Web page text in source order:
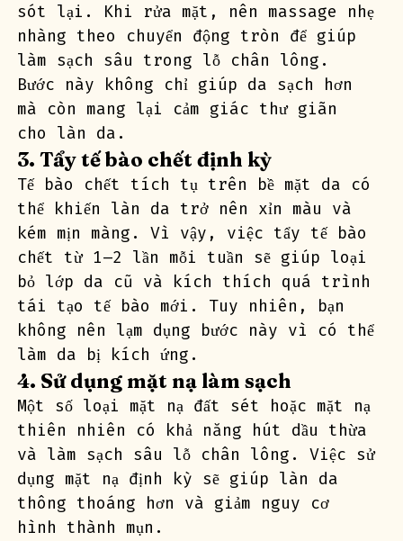
sót lại. Khi rửa mặt, nên massage nhẹ
nhàng theo chuyển động tròn để giúp
làm sạch sâu trong lỗ chân lông.
Bước này không chỉ giúp da sạch hơn
mà còn mang lại cảm giác thư giãn
cho làn da.
3. Tẩy tế bào chết định kỳ
Tế bào chết tích tụ trên bề mặt da có
thể khiến làn da trở nên xỉn màu và
kém mịn màng. Vì vậy, việc tẩy tế bào
chết từ 1–2 lần mỗi tuần sẽ giúp loại
bỏ lớp da cũ và kích thích quá trình
tái tạo tế bào mới. Tuy nhiên, bạn
không nên lạm dụng bước này vì có thể
làm da bị kích ứng.
4. Sử dụng mặt nạ làm sạch
Một số loại mặt nạ đất sét hoặc mặt nạ
thiên nhiên có khả năng hút dầu thừa
và làm sạch sâu lỗ chân lông. Việc sử
dụng mặt nạ định kỳ sẽ giúp làn da
thông thoáng hơn và giảm nguy cơ
hình thành mụn.